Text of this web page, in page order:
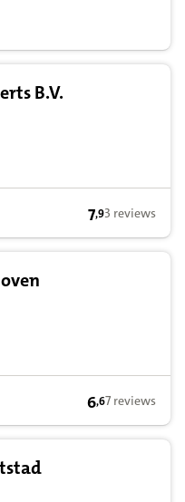
B.V.
7,9 op basis
7,93 reviews
6,6 op basis
6,67 reviews